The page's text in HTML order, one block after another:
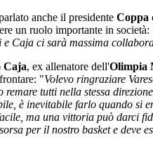
anche il presidente Coppa
un ruolo importante in società:
Caja ci sarà massima
Caja, ex allenatore dell'Olimpia
"Volevo ringraziare
remare tutti nella stessa
è inevitabile farlo quando si
ma una vittoria può darci
per il nostro basket e deve